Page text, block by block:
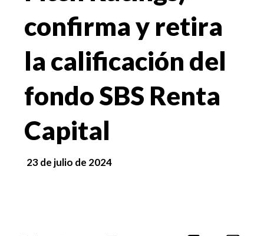
confirma y retira
la calificación del
fondo SBS Renta
Capital
23 de julio de 2024